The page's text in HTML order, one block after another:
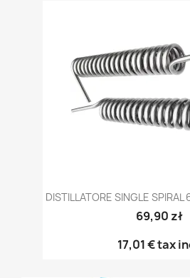
DISTILLATORE SINGLE SPIRAL
69,90 zł
17,01 €tax